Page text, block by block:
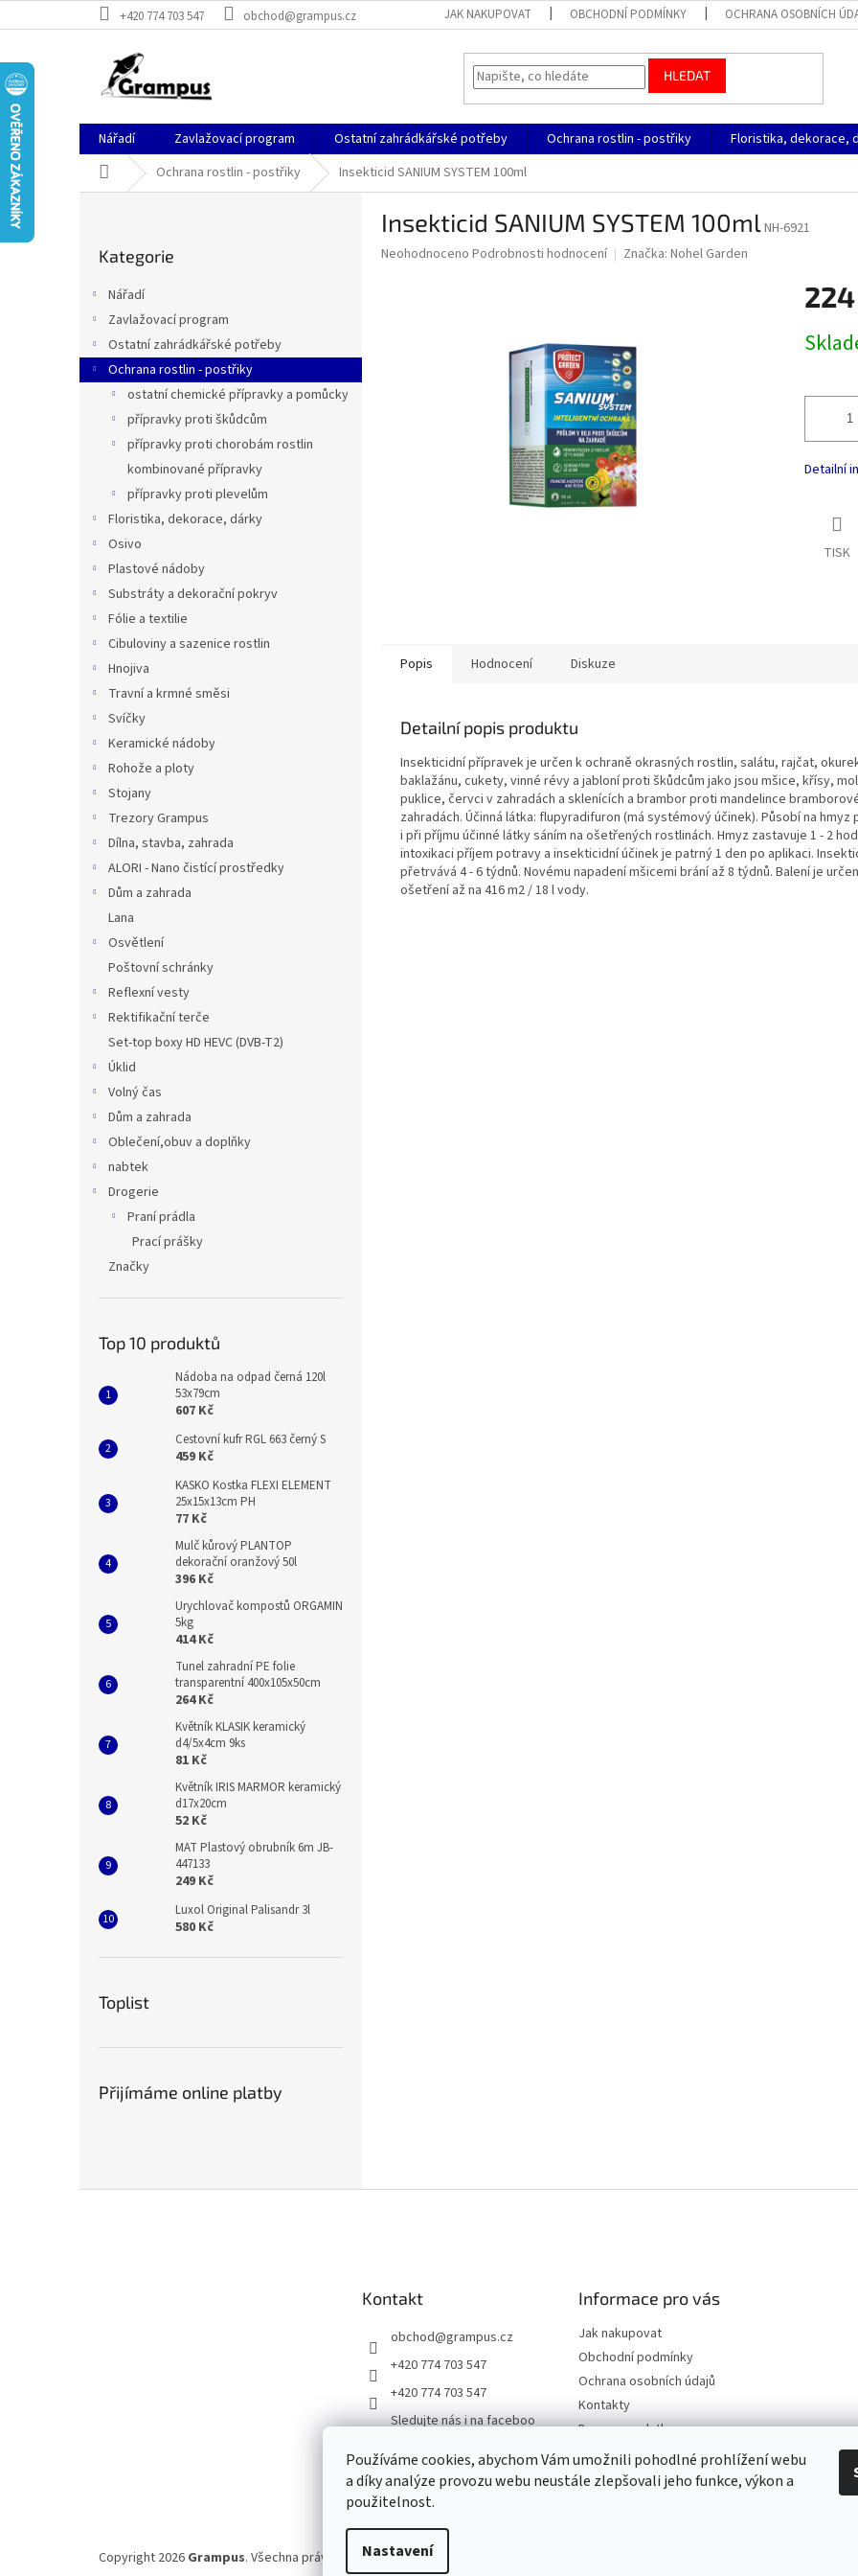
Používáme cookies, abychom Vám umožnili pohodlné prohlížení webu
a díky analýze provozu webu neustále zlepšovali jeho funkce, výkon a
použitelnost.
Nastavení
na
+420 774 703 547 obchod@grampus.cz JAK NAKUPOVAT OBCHODNÍ PODMÍNKY OCHRANA OSOBNÍCH
HLEDAT
Nářadí Zavlažovací program Ostatní zahrádkářské potřeby Ochrana rostlin - postřiky Floristika, dekorace,
Domů Ochrana rostlin - postřiky Insekticid SANIUM SYSTEM 100ml
kategorie
Kategorie
Nářadí
Zavlažovací program
Ostatní zahrádkářské potřeby
Ochrana rostlin - postřiky
ostatní chemické přípravky a pomůcky
přípravky proti škůdcům
přípravky proti chorobám rostlin
kombinované přípravky
přípravky proti plevelům
Floristika, dekorace, dárky
Osivo
Plastové nádoby
Substráty a dekorační pokryv
Fólie a textilie
Cibuloviny a sazenice rostlin
Hnojiva
Travní a krmné směsi
Svíčky
Keramické nádoby
Rohože a ploty
Stojany
Trezory Grampus
Dílna, stavba, zahrada
ALORI - Nano čistící prostředky
Dům a zahrada
Lana
Osvětlení
Poštovní schránky
Reflexní vesty
Rektifikační terče
Set-top boxy HD HEVC (DVB-T2)
Úklid
Volný čas
Dům a zahrada
Oblečení,obuv a doplňky
nabtek
Drogerie
Praní prádla
Prací prášky
Značky
Top 10 produktů
Nádoba na odpad černá 120l
53x79cm
607 Kč
Cestovní kufr RGL 663 černý S
459 Kč
KASKO Kostka FLEXI ELEMENT
25x15x13cm PH
77 Kč
Mulč kůrový PLANTOP
dekorační oranžový 50l
396 Kč
Urychlovač kompostů ORGAMIN
5kg
414 Kč
Tunel zahradní PE folie
transparentní 400x105x50cm
264 Kč
Květník KLASIK keramický
d4/5x4cm 9ks
81 Kč
Květník IRIS MARMOR keramický
d17x20cm
52 Kč
MAT Plastový obrubník 6m JB-
447133
249 Kč
Luxol Original Palisandr 3l
580 Kč
Toplist
Přijímáme online platby
Insekticid SANIUM SYSTEM 100mlNH-6921
Průměrné
Neohodnoceno Podrobnosti hodnocení Značka: Nohel Garden
cena:
Detailní
TISK
Popis Hodnocení Diskuze
Detailní popis produktu
Insekticidní přípravek je určen k ochraně okrasných rostlin, salátu, rajčat,
baklažánu, cukety, vinné révy a jabloní proti škůdcům jako jsou mšice, křísy,
puklice, červci v zahradách a sklenících a brambor proti mandelince
zahradách. Účinná látka: flupyradifuron (má systémový účinek). Působí na hmyz
i při příjmu účinné látky sáním na ošetřených rostlinách. Hmyz zastavuje 1 - 2
intoxikaci příjem potravy a insekticidní účinek je patrný 1 den po aplikaci.
přetrvává 4 - 6 týdnů. Novému napadení mšicemi brání až 8 týdnů. Balení je
ošetření až na 416 m2 / 18 l vody.
Kontakt
obchod@grampus.cz
+420 774 703 547
+420 774 703 547
Sledujte nás i na faceboo
Grampus0000
jirigrampus
Informace pro vás
Jak nakupovat
Obchodní podmínky
Ochrana osobních údajů
Kontakty
Doprava a platba
Copyright 2026 Grampus. Všechna práva vyhrazena.